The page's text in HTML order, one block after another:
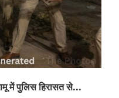
पुलिस हिरासत से...